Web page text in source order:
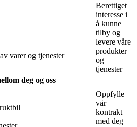
varer og tjenester
Berettiget
interesse i
å kunne
tilby og
levere våre
produkter
og
tjenester
deg og oss
Oppfylle
vår
kontrakt
med deg